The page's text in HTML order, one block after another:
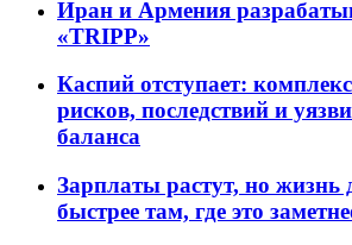
Иран и Армения
«TRIPP»
Каспий отступает:
рисков, последствий и
баланса
Зарплаты растут, но жизнь
быстрее там, где это